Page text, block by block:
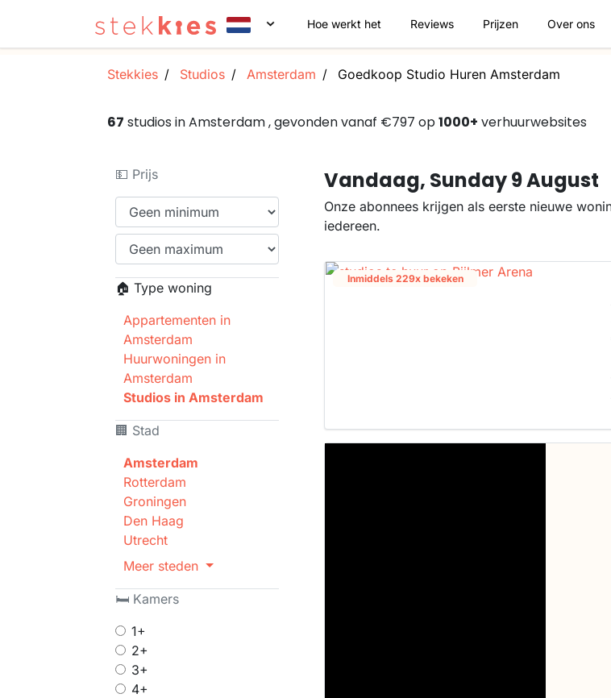
Hoe werkt het Reviews Prijzen Over ons
Stekkies Studios Amsterdam Goedkoop Studio Huren Amsterdam
67 studios in Amsterdam , gevonden vanaf €797 op1000+ verhuurwebsites
💵 Prijs
🏠 Type woning
Appartementen in
Amsterdam
Huurwoningen in
Amsterdam
Studios in Amsterdam
🏢 Stad
Amsterdam
Rotterdam
Groningen
Den Haag
Utrecht
Meer steden
🛏 Kamers
1+
2+
3+
4+
Vandaag, Sunday 9 August
Onze abonnees krijgen als eerste nieuwe
iedereen.
Inmiddels 229x bekeken